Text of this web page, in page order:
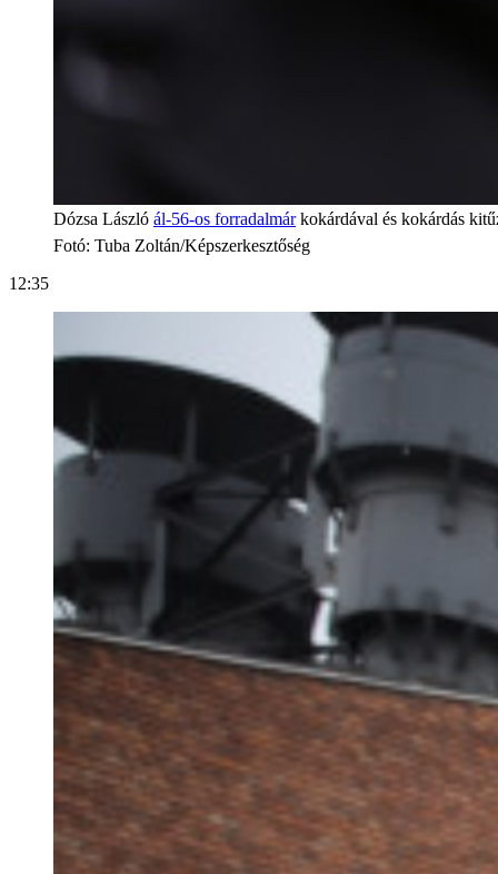
Dózsa László ál-56-os forradalmárkokárdával és kokárdás
Fotó: Tuba Zoltán/Képszerkesztőség
12:35